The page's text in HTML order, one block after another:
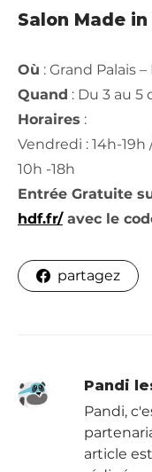
Salon Made
Où : Grand Palais –
Quand : Du 3 au 5
Horaires :
Vendredi : 14h-19h
10h -18h
Entrée Gratuite
hdf.fr/avec le
partagez
Pandi
Pandi,
article